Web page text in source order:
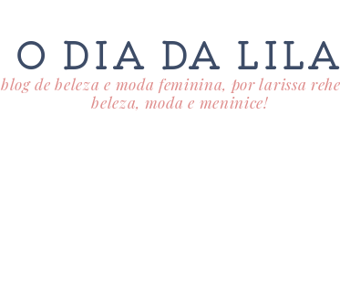
O DIA DA LILA
blog de beleza e moda feminina, por larissa
beleza, moda e meninice!